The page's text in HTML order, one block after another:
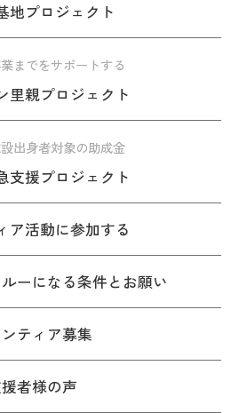
地プロジェクト
までをサポートする
里親プロジェクト
出身者対象の助成金
支援プロジェクト
ア活動に参加する
ーになる条件とお願い
ティア募集
者様の声